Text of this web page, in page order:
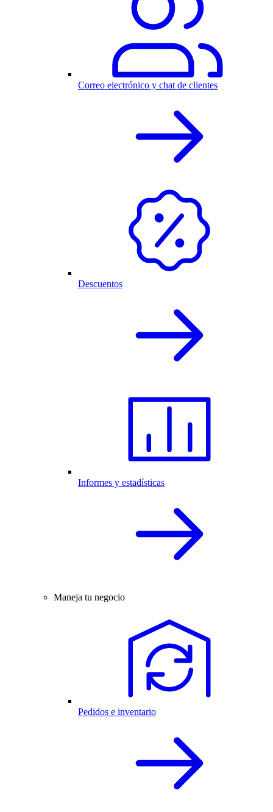
Correo electrónico y chat de clientes
Descuentos
Informes y estadísticas
Maneja tu negocio
Pedidos e inventario